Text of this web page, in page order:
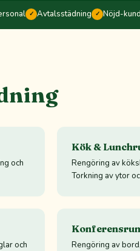
✓ Avtalsstädning ✓ Nöjd-
och
Kök &
Rengöring av
Torkning av ytor
och
Rengöring av